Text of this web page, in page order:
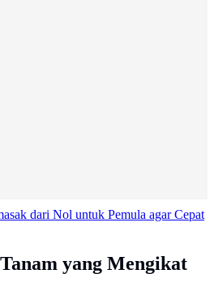
dari Nol untuk Pemula agar Cepat
yang Mengikat